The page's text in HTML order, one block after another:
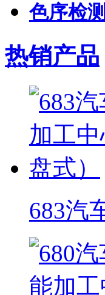
色序检
热销产品
683汽